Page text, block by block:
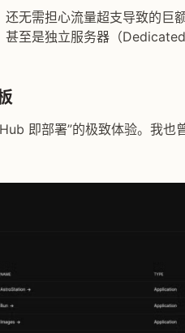
无需担心流量超支导致的巨
至是独立服务器（
即部署”的极致体验。我也